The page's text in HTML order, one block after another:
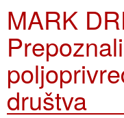
MARK
društva